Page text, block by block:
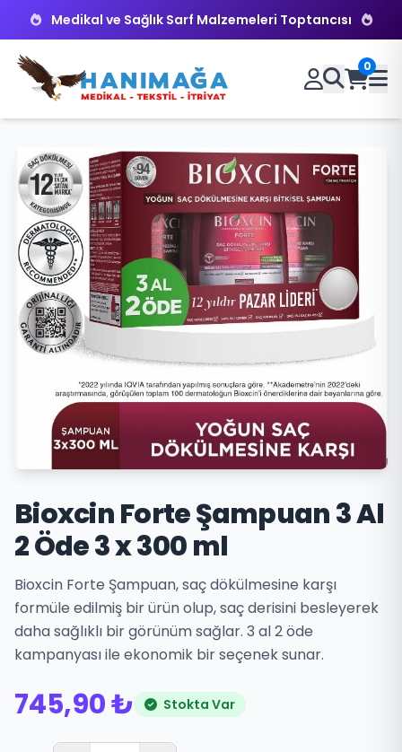
Medikal ve Sağlık Sarf Malzemeleri Toptancısı
0
Bioxcin Forte Şampuan 3 Al
2 Öde 3 x 300 ml
Bioxcin Forte Şampuan, saç dökülmesine karşı
formüle edilmiş bir ürün olup, saç derisini besleyerek
daha sağlıklı bir görünüm sağlar. 3 al 2 öde
kampanyası ile ekonomik bir seçenek sunar.
745,90 ₺ Stokta Var